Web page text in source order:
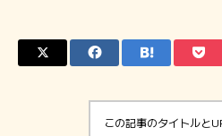
この記事のタイトルと